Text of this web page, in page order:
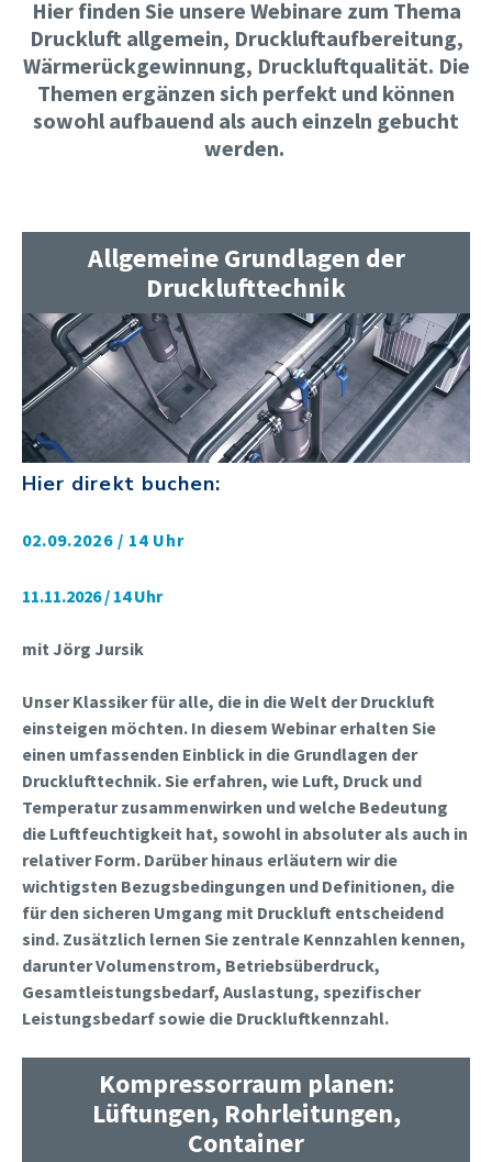
Hier finden Sie unsere Webinare zum Thema
Druckluft allgemein, Druckluftaufbereitung,
Wärmerückgewinnung, Druckluftqualität. Die
Themen ergänzen sich perfekt und können
sowohl aufbauend als auch einzeln gebucht
werden.
Allgemeine Grundlagen der
Drucklufttechnik
Hier direkt buchen:
02.09.2026 / 14 Uhr
11.11.2026 / 14 Uhr
mit Jörg Jursik
Unser Klassiker für alle, die in die Welt der Druckluft
einsteigen möchten. In diesem Webinar erhalten Sie
einen umfassenden Einblick in die Grundlagen der
Drucklufttechnik. Sie erfahren, wie Luft, Druck und
Temperatur zusammenwirken und welche Bedeutung
die Luftfeuchtigkeit hat, sowohl in absoluter als auch in
relativer Form. Darüber hinaus erläutern wir die
wichtigsten Bezugsbedingungen und Definitionen, die
für den sicheren Umgang mit Druckluft entscheidend
sind. Zusätzlich lernen Sie zentrale Kennzahlen kennen,
darunter Volumenstrom, Betriebsüberdruck,
Gesamtleistungsbedarf, Auslastung, spezifischer
Leistungsbedarf sowie die Druckluftkennzahl.
Kompressorraum planen:
Lüftungen, Rohrleitungen,
Container